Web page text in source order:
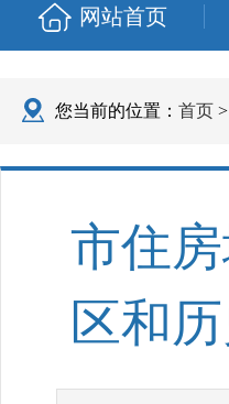
网站首页
您当前的位置： 首页 >
市住
区和